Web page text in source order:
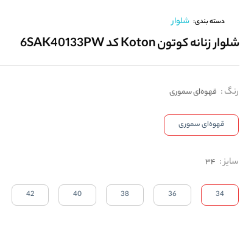
دسته بندی: شلوار
شلوار زنانه کوتون Koton کد 6SAK40133PW
رنگ: قهوه‌ای سموری
قهوه‌ای سموری
سایز:
34
34
36
38
40
42